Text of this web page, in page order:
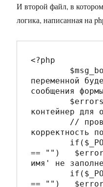
И второй файл, в котором
логика, написанная на
<?php
переменной
сообщения формы
контейнер для
корректность
== "") 	 $errors[] = "Поле 'Ваше
имя' не
== "") 	 $errors[] = "Поле 'Ваш